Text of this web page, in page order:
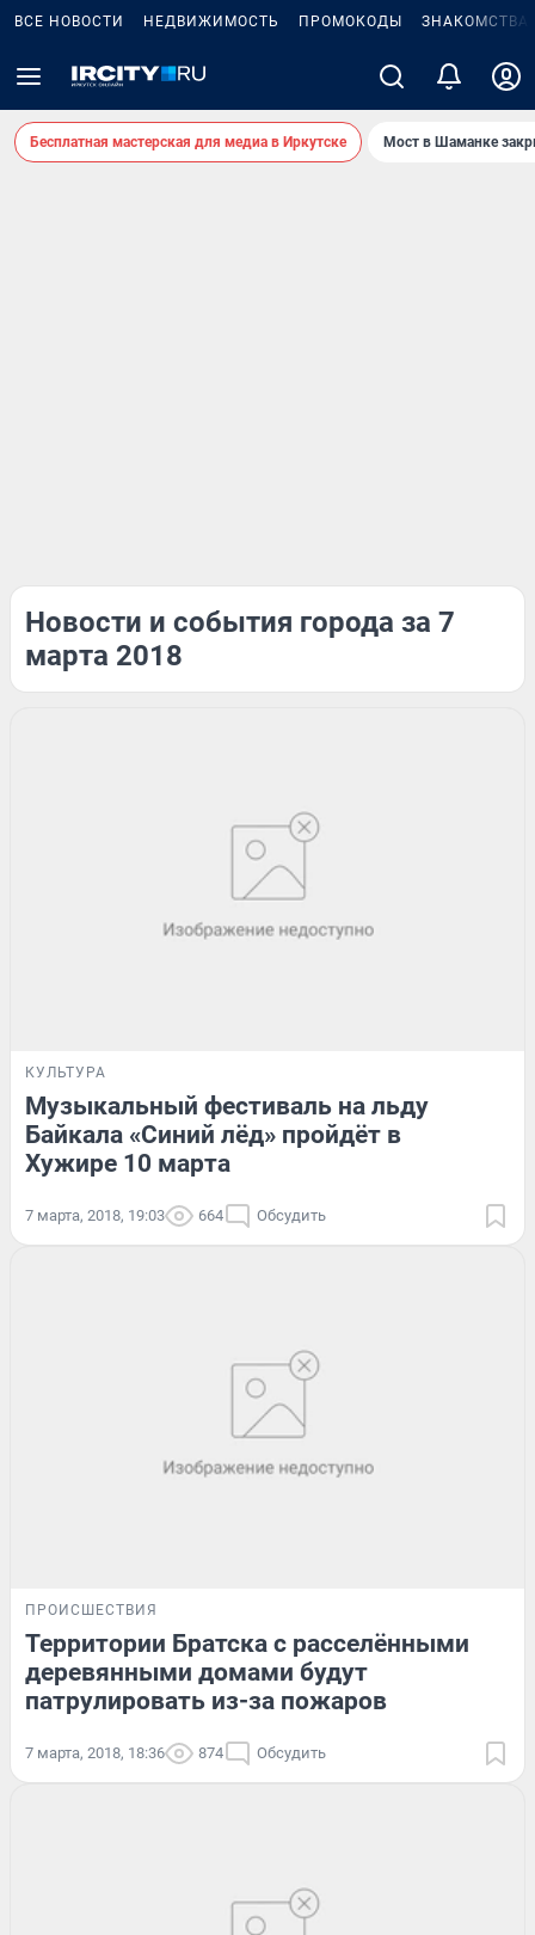
ВСЕ НОВОСТИ НЕДВИЖИМОСТЬ ПРОМОКОДЫ ЗНАКОМСТВА
Бесплатная мастерская для медиа в Иркутске Мост в Шаманке
Новости и события города за 7
марта 2018
КУЛЬТУРА
Музыкальный фестиваль на льду
Байкала «Синий лёд» пройдёт в
Хужире 10 марта
7 марта, 2018, 19:03 664 Обсудить
ПРОИСШЕСТВИЯ
Территории Братска с расселёнными
деревянными домами будут
патрулировать из-за пожаров
7 марта, 2018, 18:36 874 Обсудить